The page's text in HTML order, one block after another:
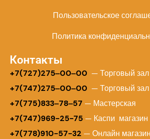
Пользовательское
Политика
Контакты
+7(727)275‒00‒00 — Торговый зал
+7(747)275‒00‒00 — Торговый зал
+7(775)833‒78‒57 — Мастерская
+7(747)969-25-75 — Каспи магазин
+7(778)910-57-32 — Онлайн магазин